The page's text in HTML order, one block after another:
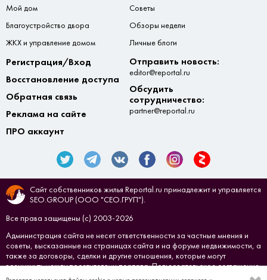
Мой дом
Благоустройство двора
ЖКХ и управление домом
Советы
Обзоры недели
Личные блоги
Регистрация/Вход
Восстановление доступа
Обратная связь
Реклама на сайте
ПРО аккаунт
Отправить новость:
editor@reportal.ru
Обсудить
сотрудничество:
partner@reportal.ru
Сайт собственников жилья Reportal.ru принадлежит и управляется
SEO.GROUP (ООО "СЕО.ГРУП").
Все права защищены (с) 2003-2026
Администрация сайта не несет ответственности за частные мнения и
советы, высказанные на страницах сайта и на форуме недвижимости, а
также за договоры, сделки и другие отношения, которые могут
возникнуть между посетителями портала.Пользовательское соглашение